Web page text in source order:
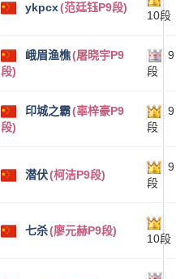
ykpcx(范廷钰P9段)
10段
峨眉渔樵(屠晓宇P9
段)
9
段
印城之霸(辜梓豪P9
段)
9
段
潜伏(柯洁P9段)
9
段
七杀(廖元赫P9段)
10段